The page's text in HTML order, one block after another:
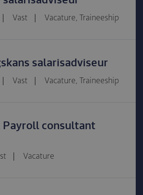
Vast Vacature, Traineeship
salarisadviseur
Vast Vacature, Traineeship
Payroll consultant
Vacature